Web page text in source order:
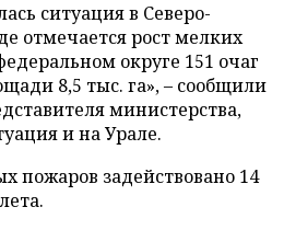
ситуация в Северо-
отмечается рост мелких
округе 151 очаг
8,5 тыс. га», – сообщили
министерства,
и на Урале.
пожаров задействовано 14